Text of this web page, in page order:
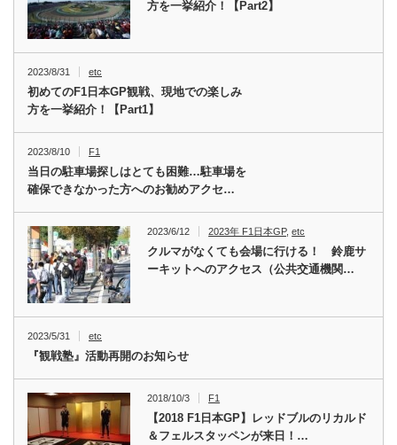
方を一挙紹介！【Part2】
2023/8/31 etc
初めてのF1日本GP観戦、現地での楽しみ
方を一挙紹介！【Part1】
2023/8/10 F1
当日の駐車場探しはとても困難…駐車場を
確保できなかった方へのお勧めアクセ…
2023/6/12 2023年 F1日本GP,etc
クルマがなくても会場に行ける！ 鈴鹿サ
ーキットへのアクセス（公共交通機関…
2023/5/31 etc
『観戦塾』活動再開のお知らせ
2018/10/3 F1
【2018 F1日本GP】レッドブルのリカルド
＆フェルスタッペンが来日！…